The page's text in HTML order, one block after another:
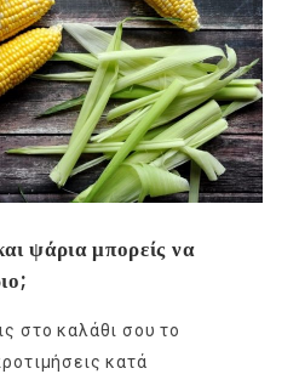
ψάρια μπορείς να
στο καλάθι σου το
κατά